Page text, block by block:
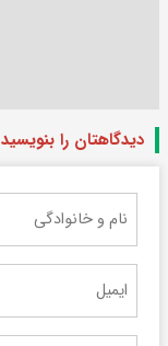
دیدگاهتان را بنویسید